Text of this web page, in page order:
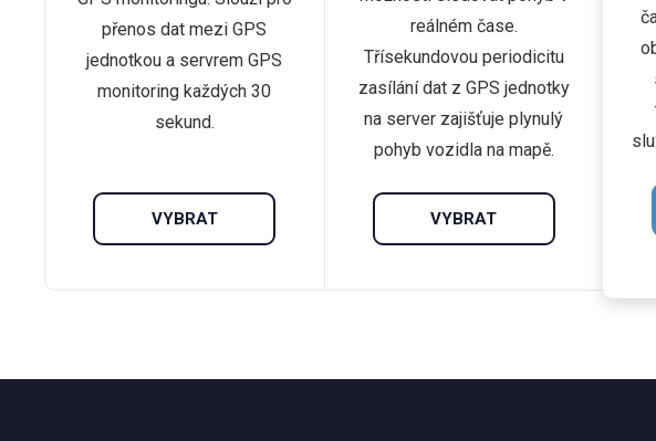
přenos dat mezi GPS
jednotkou a servrem GPS
monitoring každých 30
sekund.
VYBRAT
reálném čase.
Třísekundovou periodicitu
zasílání dat z GPS jednotky
na server zajišťuje plynulý
pohyb vozidla na mapě.
VYBRAT